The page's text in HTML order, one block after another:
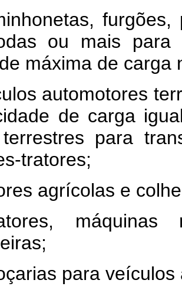
ou mais
máxima de carga
automotores
de carga
para
tratores;
agrícolas e
máquinas
para